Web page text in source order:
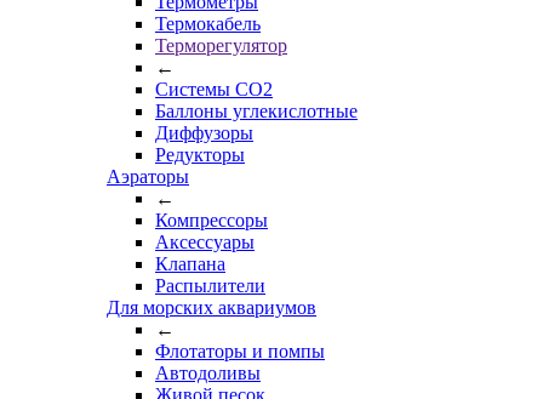
Термокабель
Терморегулятор
←
Системы CO2
Баллоны углекислотные
Диффузоры
Редукторы
Аэраторы
←
Компрессоры
Аксессуары
Клапана
Распылители
Для морских аквариумов
←
Флотаторы и помпы
Автодоливы
Живой песок